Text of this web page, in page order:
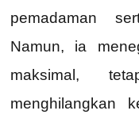
pemadaman
Namun, ia
maksimal,
menghilangkan